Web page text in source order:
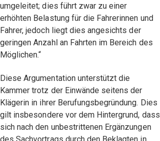
umgeleitet; dies führt zwar zu einer
erhöhten Belastung für die Fahrerinnen und
Fahrer, jedoch liegt dies angesichts der
geringen Anzahl an Fahrten im Bereich des
Möglichen.“
Diese Argumentation unterstützt die
Kammer trotz der Einwände seitens der
Klägerin in ihrer Berufungsbegründung. Dies
gilt insbesondere vor dem Hintergrund, dass
sich nach den unbestrittenen Ergänzungen